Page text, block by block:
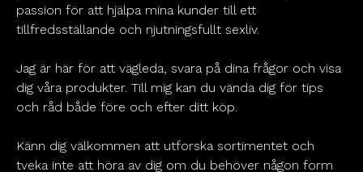
passion för att hjälpa mina kunder till ett
tillfredsställande och njutningsfullt sexliv.
Jag är här för att vägleda, svara på dina frågor och visa
dig våra produkter. Till mig kan du vända dig för tips
och råd både före och efter ditt köp.
Känn dig välkommen att utforska sortimentet och
tveka inte att höra av dig om du behöver någon form